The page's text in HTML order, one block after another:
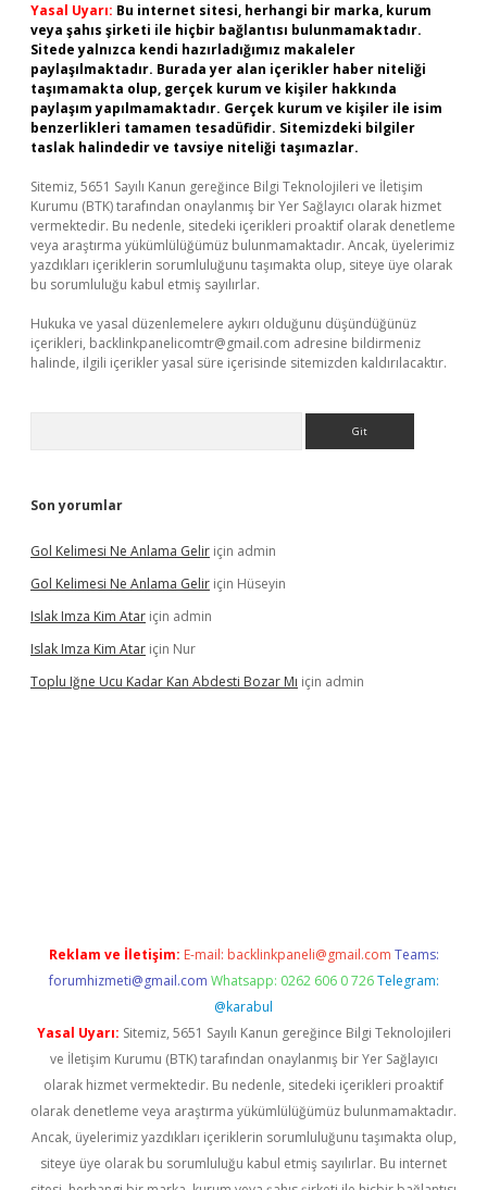
Yasal Uyarı: Bu internet sitesi, herhangi bir marka, kurum
veya şahıs şirketi ile hiçbir bağlantısı bulunmamaktadır.
Sitede yalnızca kendi hazırladığımız makaleler
paylaşılmaktadır. Burada yer alan içerikler haber niteliği
taşımamakta olup, gerçek kurum ve kişiler hakkında
paylaşım yapılmamaktadır. Gerçek kurum ve kişiler ile isim
benzerlikleri tamamen tesadüfidir. Sitemizdeki bilgiler
taslak halindedir ve tavsiye niteliği taşımazlar.
Sitemiz, 5651 Sayılı Kanun gereğince Bilgi Teknolojileri ve İletişim
Kurumu (BTK) tarafından onaylanmış bir Yer Sağlayıcı olarak hizmet
vermektedir. Bu nedenle, sitedeki içerikleri proaktif olarak denetleme
veya araştırma yükümlülüğümüz bulunmamaktadır. Ancak, üyelerimiz
yazdıkları içeriklerin sorumluluğunu taşımakta olup, siteye üye olarak
bu sorumluluğu kabul etmiş sayılırlar.
Hukuka ve yasal düzenlemelere aykırı olduğunu düşündüğünüz
içerikleri, backlinkpanelicomtr@gmail.com adresine bildirmeniz
halinde, ilgili içerikler yasal süre içerisinde sitemizden kaldırılacaktır.
Son yorumlar
Gol Kelimesi Ne Anlama Gelir için admin
Gol Kelimesi Ne Anlama Gelir için Hüseyin
Islak Imza Kim Atar için admin
Islak Imza Kim Atar için Nur
Toplu Iğne Ucu Kadar Kan Abdesti Bozar Mı için admin
Reklam ve İletişim: E-mail: backlinkpaneli@gmail.com Teams:
forumhizmeti@gmail.com Whatsapp: 0262 606 0 726 Telegram:
@karabul
Yasal Uyarı: Sitemiz, 5651 Sayılı Kanun gereğince Bilgi Teknolojileri
ve İletişim Kurumu (BTK) tarafından onaylanmış bir Yer Sağlayıcı
olarak hizmet vermektedir. Bu nedenle, sitedeki içerikleri proaktif
olarak denetleme veya araştırma yükümlülüğümüz bulunmamaktadır.
Ancak, üyelerimiz yazdıkları içeriklerin sorumluluğunu taşımakta olup,
siteye üye olarak bu sorumluluğu kabul etmiş sayılırlar. Bu internet